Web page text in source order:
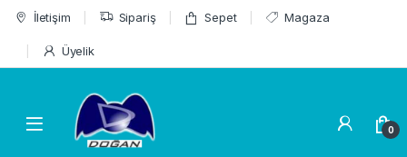
Skip to navigation
Skip to content
İletişim Sipariş Sepet Magaza
Üyelik
0